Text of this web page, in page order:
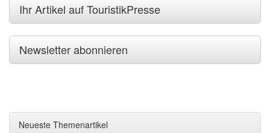
Ihr Artikel auf TouristikPresse
Newsletter abonnieren
Neueste Themenartikel